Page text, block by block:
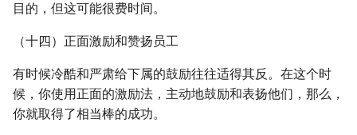
目的，但这可能很费时间。
（十四）正面激励和赞扬员工
有时候冷酷和严肃给下属的鼓励往往适得其反。在这个时
候，你使用正面的激励法，主动地鼓励和表扬他们，那么，
你就取得了相当棒的成功。